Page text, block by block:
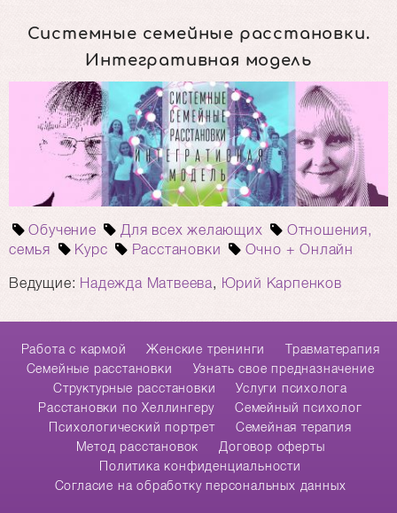
Системные семейные расстановки.
Интегративная модель
Обучение Для всех желающих
Отношения,
семья
Курс Расстановки Очно + Онлайн
Ведущие: Надежда Матвеева, Юрий Карпенков
Работа с кармой Женские тренинги
Травматерапия
Cемейные расстановки
Узнать свое предназначение
Структурные расстановки
Услуги психолога
Расстановки по Хеллингеру
Семейный психолог
Психологический портрет
Семейная терапия
Метод расстановок
Договор оферты
Политика конфиденциальности
Согласие на обработку персональных данных